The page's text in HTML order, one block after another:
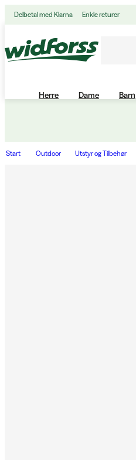
Delbetal med Klarna Enkle returer
Herre Dame Barn
Start Outdoor Utstyr og Tilbehør